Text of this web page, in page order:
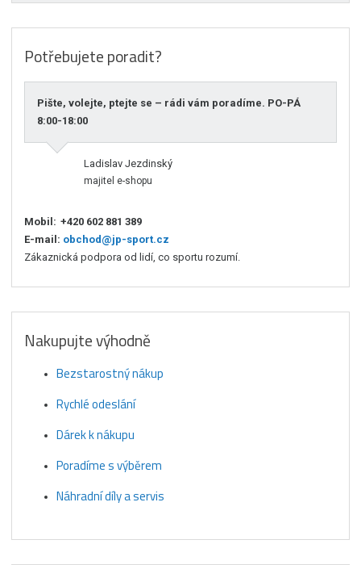
Potřebujete poradit?
Pište, volejte, ptejte se – rádi vám poradíme. PO-PÁ
8:00-18:00
Ladislav Jezdinský
majitel e-shopu
Mobil: +420 602 881 389
E-mail: obchod@jp-sport.cz
Zákaznická podpora od lidí, co sportu rozumí.
Nakupujte výhodně
Bezstarostný nákup
Rychlé odeslání
Dárek k nákupu
Poradíme s výběrem
Náhradní díly a servis